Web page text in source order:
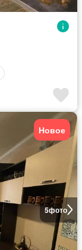
5фото
Новое